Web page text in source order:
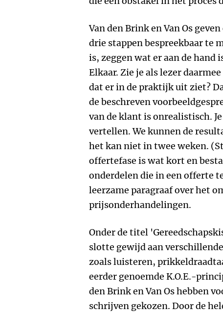
Van den Brink en Van Os
drie stappen bespreekbaar te
is, zeggen wat er aan de hand
Elkaar. Zie je als lezer
dat er in de praktijk uit ziet?
de beschreven
van de klant is onrealistisch.
vertellen. We kunnen de
het kan niet in twee weken.
offertefase is wat kort en
onderdelen die in een offerte
leerzame paragraaf over het
prijsonderhandelingen.
Onder de titel
slotte gewijd aan
zoals luisteren,
eerder genoemde K.O.E.-
den Brink en Van Os hebben
schrijven gekozen. Door de